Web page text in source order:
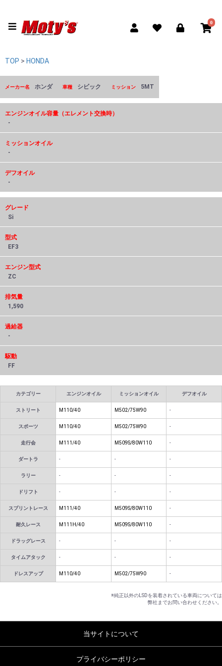
0
TOP > HONDA
メーカー名 ホンダ 車種 シビック ミッション 5MT
エンジンオイル容量（エレメント交換時）
-
ミッションオイル
-
デフオイル
-
グレード
Si
型式
EF3
エンジン型式
ZC
排気量
1,590
過給器
-
駆動
FF
カテゴリー エンジンオイル ミッションオイル デフオイル
ストリート M110/40 M502/75W90 -
スポーツ M110/40 M502/75W90 -
走行会 M111/40 M509S/80W110 -
ダートラ - - -
ラリー - - -
ドリフト - - -
スプリントレース M111/40 M509S/80W110 -
耐久レース M111H/40 M509S/80W110 -
ドラッグレース - - -
タイムアタック - - -
ドレスアップ M110/40 M502/75W90 -
※純正以外のLSDを装着されている車両については
弊社までお問い合わせください。
当サイトについて
プライバシーポリシー